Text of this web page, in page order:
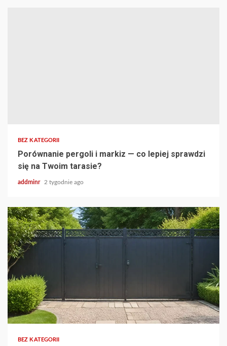
BEZ KATEGORII
Porównanie pergoli i markiz — co lepiej sprawdzi
się na Twoim tarasie?
addminr 2 tygodnie ago
BEZ KATEGORII